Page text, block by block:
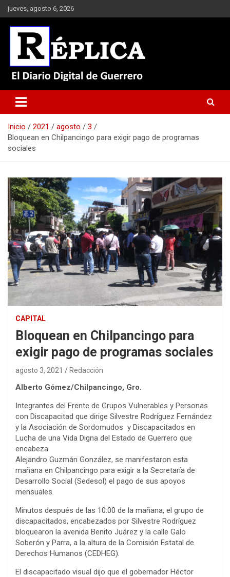
Saltar
al
contenido
jueves, agosto 6, 2026
Réplica
Inicio 2021 agosto
3
Bloquean en Chilpancingo para exigir pago de programas
sociales
CAPITAL
Bloquean en Chilpancingo para
exigir pago de programas sociales
agosto 3, 2021 Redacción
Alberto Gómez/Chilpancingo, Gro.
Integrantes del Frente de Grupos Vulnerables y Personas
con Discapacitad que dirige Silvestre Rodríguez Fernández
y la Asociación de Sordomudos y Discapacitados en
Lucha de una Vida Digna del Estado de Guerrero que
encabeza
Alejandro Guzmán González, se manifestaron esta
mañana en Chilpancingo para exigir a la Secretaría de
Desarrollo Social (Sedesol) el pago de sus apoyos
mensuales.
Minutos después de las 10:00 de la mañana, el grupo de
discapacitados, encabezados por Silvestre Rodríguez
bloquearon la avenida Benito Juárez y la calle Galo
Soberón y Parra, a la altura de la Comisión Estatal de
Derechos Humanos (CEDHEG).
El discapacitado visual dijo que el gobernador Héctor